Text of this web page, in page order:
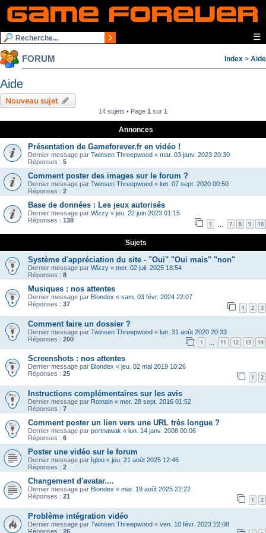
☰
FORUM Index > Aide
Aide
Nouveau sujet
14 sujets • Page 1 sur 1
Annonces
Présentation de Gameforever.fr en vidéo !
Dernier message par Twinsen Threepwood « mar. 03 janv. 2023 20:30
Réponses : 5
Comment poster des images sur le forum ?
Dernier message par Twinsen Threepwood « lun. 07 sept. 2020 00:50
Réponses : 2
Base de données : Les jeux autorisés
Dernier message par Wizzy « jeu. 22 juin 2023 01:15
Réponses : 138 1 7 8 9 10
Sujets
Système d'appréciation du site - "Oui" "Oui mais" "non"
Dernier message par Wizzy « mer. 02 juil. 2025 18:54
Réponses : 8
Musiques : nos attentes
Dernier message par Blondex « sam. 03 févr. 2024 22:07
Réponses : 37 1 2 3
Comment faire un dossier ?
Dernier message par Twinsen Threepwood « lun. 31 août 2020 20:33
Réponses : 200 1 11 12 13 14
Screenshots : nos attentes
Dernier message par Blondex « jeu. 02 mai 2019 10:26
Réponses : 25 1 2
Instructions complémentaires sur les avis
Dernier message par Romain « mer. 28 sept. 2016 01:52
Réponses : 7
Comment poster un lien vers une URL très longue ?
Dernier message par portnawak « lun. 14 janv. 2008 00:06
Réponses : 6
Poster une vidéo sur le forum
Dernier message par Iglou « jeu. 21 août 2025 12:46
Réponses : 2
Changement d'avatar....
Dernier message par Blondex « mar. 19 août 2025 22:22
Réponses : 21 1 2
Problème intégration vidéo
Dernier message par Twinsen Threepwood « ven. 10 févr. 2023 22:08
Réponses : 26